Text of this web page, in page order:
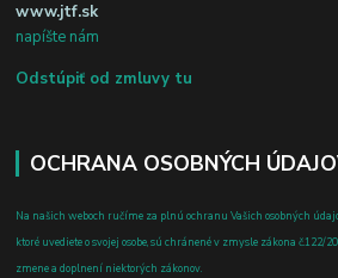
www.jtf.sk
napíšte nám
Odstúpiť od zmluvy tu
OCHRANA OSOBNÝCH
Na našich weboch ručíme za plnú ochranu Vašich osobných
ktoré uvediete o svojej osobe, sú chránené v zmysle zákona č.122/
zmene a doplnení niektorých zákonov.